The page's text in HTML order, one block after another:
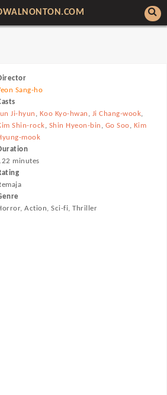
Sang-ho
Ji-hyun , Koo Kyo-hwan , Ji Chang-wook,
Shin-rock, Shin Hyeon-bin , Go Soo, Kim
mook
minutes
Action, Sci-fi, Thriller